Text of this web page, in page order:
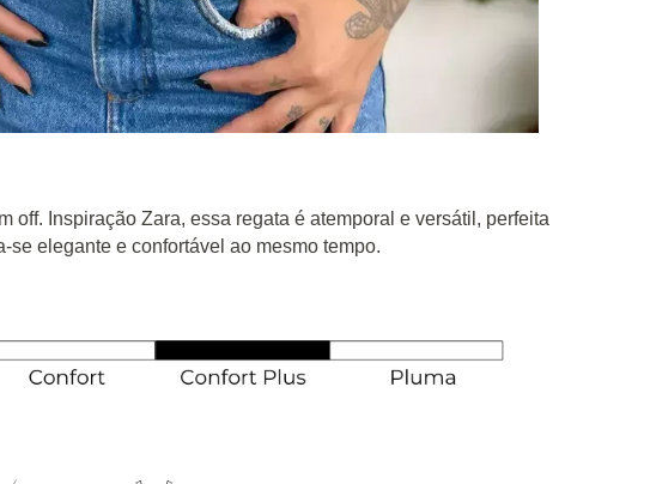
off. Inspiração Zara, essa regata é atemporal e versátil, perfeita
se elegante e confortável ao mesmo tempo.